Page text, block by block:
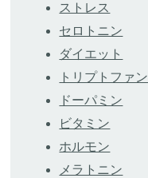
ストレス
セロトニン
ダイエット
トリプトファン
ドーパミン
ビタミン
ホルモン
メラトニン